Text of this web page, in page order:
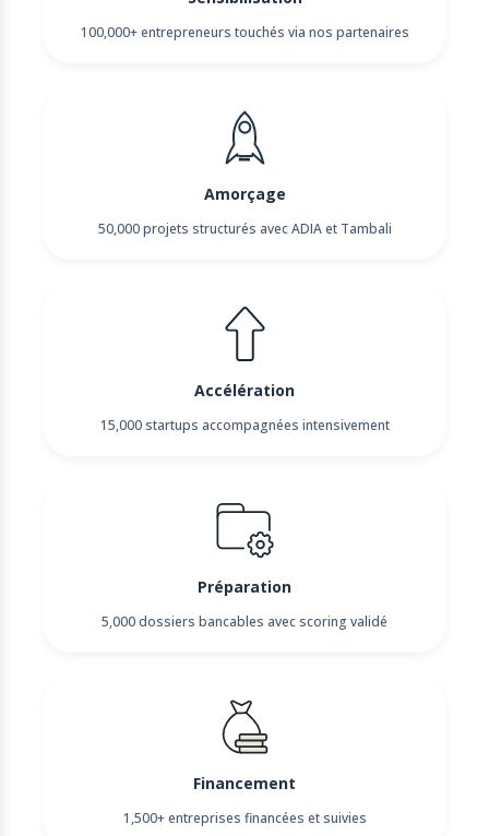
100,000+ entrepreneurs touchés via nos partenaires
Amorçage
50,000 projets structurés avec ADIA et Tambali
Accélération
15,000 startups accompagnées intensivement
Préparation
5,000 dossiers bancables avec scoring validé
Financement
1,500+ entreprises financées et suivies